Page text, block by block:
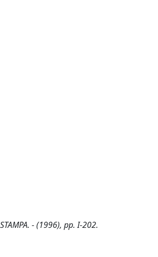
- (1996), pp. I-202.